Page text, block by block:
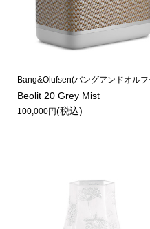
Bang&Olufsen(バングアンドオル
Beolit 20 Grey Mist
100,000円(税込)